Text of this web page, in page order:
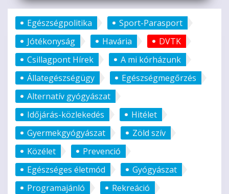
Egészségpolitika
Sport-Parasport
Jótékonyság
Havária
DVTK
Csillagpont Hírek
A mi kórházunk
Állategészségügy
Egészségmegőrzés
Alternatív gyógyászat
Időjárás-közlekedés
Hitélet
Gyermekgyógyászat
Zöld szív
Közélet
Prevenció
Egészséges életmód
Gyógyászat
Programajánló
Rekreáció